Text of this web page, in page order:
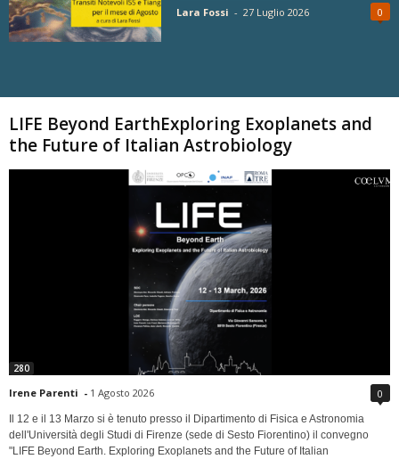
Lara Fossi - 27 Luglio 2026 0
LIFE Beyond EarthExploring Exoplanets and
the Future of Italian Astrobiology
280
Irene Parenti - 1 Agosto 2026 0
Il 12 e il 13 Marzo si è tenuto presso il Dipartimento di Fisica e Astronomia
dell'Università degli Studi di Firenze (sede di Sesto Fiorentino) il convegno
"LIFE Beyond Earth. Exploring Exoplanets and the Future of Italian